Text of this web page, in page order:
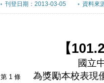
刊登日期：2013-03-05 資料來
【
國立
第 1 條
為獎勵本校表現